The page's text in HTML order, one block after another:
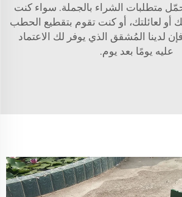
متطلبات الشراء بالجملة. سواء كنت
أو لعائلتك، أو كنت تقوم بتقطيع الحطب
لدينا المُشقق الذي يوفر لك الاعتماد
عليه يومًا بعد يوم.